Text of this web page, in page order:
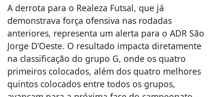
A derrota para o Realeza Futsal, que já
demonstrava força ofensiva nas rodadas
anteriores, representa um alerta para o ADR São
Jorge D’Oeste. O resultado impacta diretamente
na classificação do grupo G, onde os quatro
primeiros colocados, além dos quatro melhores
quintos colocados entre todos os grupos,